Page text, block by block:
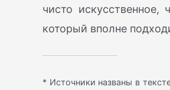
чисто
который вполне
* Источники названы в